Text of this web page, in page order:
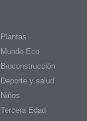
Plantas
Mundo Eco
Bioconstrucción
Deporte y salud
Niños
Tercera Edad